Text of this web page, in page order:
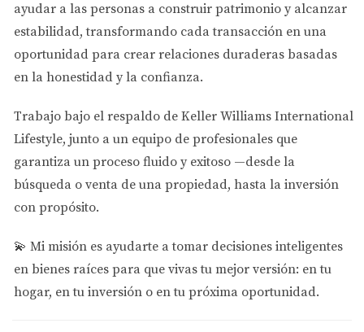
Deed
El deed es el documento legal que transfiere la
propiedad de una persona a otra.
Por ejemplo, cuando compras una casa, el vendedor
firma un deed para transferir la propiedad a tu nombre.
Escritura registrada
Después del cierre, el deed normalmente se presenta
para ser registrado en los Official Records del condado
donde está ubicada la propiedad.
En Miami-Dade, estos registros incluyen documentos
como deeds, mortgages, liens, satisfacciones de hipoteca
ayudar a las personas a construir patrimonio y alcanzar
estabilidad, transformando cada transacción en una
oportunidad para crear relaciones duraderas basadas
en la honestidad y la confianza.
Trabajo bajo el respaldo de Keller Williams International
Lifestyle, junto a un equipo de profesionales que
garantiza un proceso fluido y exitoso —desde la
búsqueda o venta de una propiedad, hasta la inversión
con propósito.
💫 Mi misión es ayudarte a tomar decisiones inteligentes
en bienes raíces para que vivas tu mejor versión: en tu
hogar, en tu inversión o en tu próxima oportunidad.